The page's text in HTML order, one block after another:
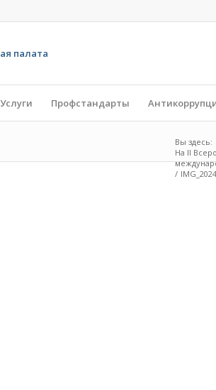
Услуги Профстандарты
Вы здесь:
На II
/